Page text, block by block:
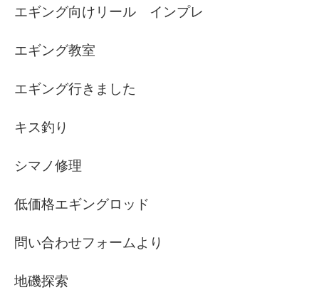
エギング向けリール インプレ
エギング教室
エギング行きました
キス釣り
シマノ修理
低価格エギングロッド
問い合わせフォームより
地磯探索